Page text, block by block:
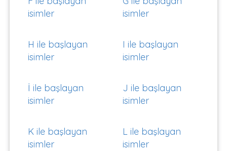
isimler
isimler
H ile başlayan
isimler
I ile başlayan
isimler
İ ile başlayan
isimler
J ile başlayan
isimler
K ile başlayan
isimler
L ile başlayan
isimler